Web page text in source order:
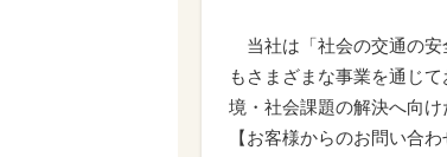
当社は「社会の交通の安
もさまざまな事業を通じ
境・社会課題の解決へ向け
【お客様からのお問い合わ